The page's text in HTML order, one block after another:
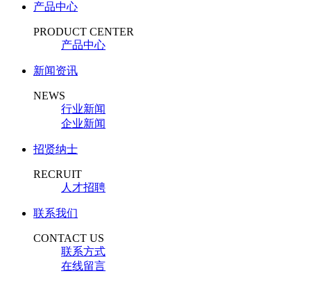
产品中心
PRODUCT CENTER
产品中心
新闻资讯
NEWS
行业新闻
企业新闻
招贤纳士
RECRUIT
人才招聘
联系我们
CONTACT US
联系方式
在线留言